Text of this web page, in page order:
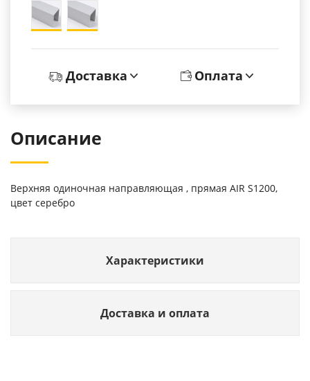
Доставка Оплата
Описание
Верхняя одиночная направляющая , прямая AIR S1200,
цвет серебро
Характеристики
Доставка и оплата